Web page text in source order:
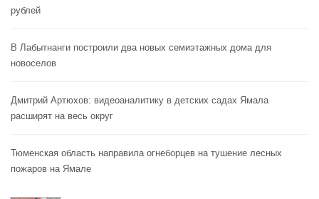
рублей
В Лабытнанги построили два новых семиэтажных дома для
новоселов
Дмитрий Артюхов: видеоаналитику в детских садах Ямала
расширят на весь округ
Тюменская область направила огнеборцев на тушение лесных
пожаров на Ямале